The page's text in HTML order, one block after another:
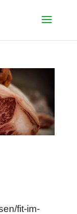
fit-im-